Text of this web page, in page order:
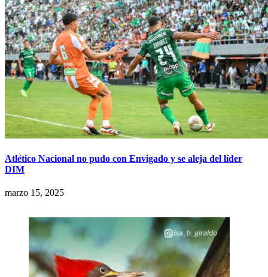
Atlético Nacional no pudo con Envigado y se aleja del líder
DIM
marzo 15, 2025